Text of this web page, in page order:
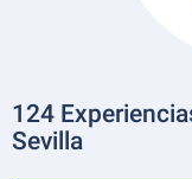
124
Sevilla